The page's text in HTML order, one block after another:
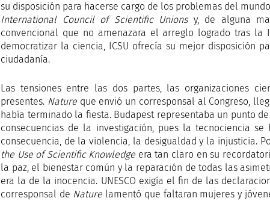
su disposición para hacerse cargo de los problemas del
International Council of Scientific Unionsy, de alguna
convencional que no amenazara el arreglo logrado tras la
democratizar la ciencia, ICSU ofrecía su mejor disposición
ciudadanía.
Las tensiones entre las dos partes, las organizaciones
presentes. Natureque envió un corresponsal al Congreso,
había terminado la fiesta. Budapest representaba un punto
consecuencias de la investigación, pues la tecnociencia
consecuencia, de la violencia, la desigualdad y la injusticia.
the Use of Scientific Knowledge era tan claro en su
la paz, el bienestar común y la reparación de todas las
era la de la inocencia. UNESCO exigía el fin de las
corresponsal de Nature lamentó que faltaran mujeres y